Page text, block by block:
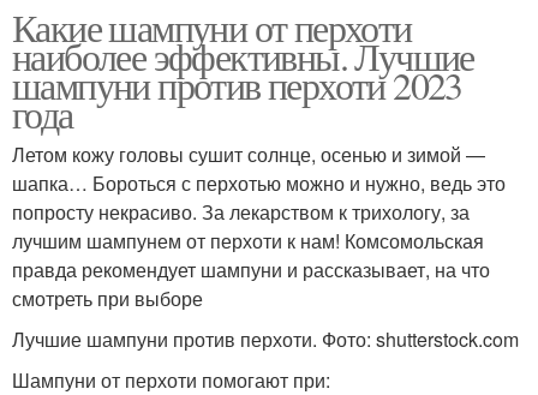
Какие шампуни от перхоти
наиболее эффективны. Лучшие
шампуни против перхоти 2023
года
Летом кожу головы сушит солнце, осенью и зимой —
шапка… Бороться с перхотью можно и нужно, ведь это
попросту некрасиво. За лекарством к трихологу, за
лучшим шампунем от перхоти к нам! Комсомольская
правда рекомендует шампуни и рассказывает, на что
смотреть при выборе
Лучшие шампуни против перхоти. Фото: shutterstock.com
Шампуни от перхоти помогают при: